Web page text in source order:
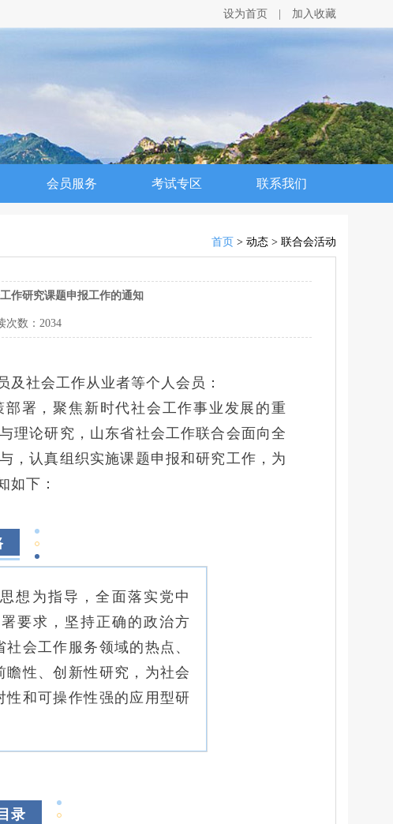
设为首页 加入收藏
会员服务 考试专区 联系我们
首页 > 动态 > 联合会活动
作研究课题申报工作的通知
数： 2034
社会工作从业者等个人会员：
署，聚焦新时代社会工作事业发展的重
理论研究，山东省社会工作联合会面向全
，认真组织实施课题申报和研究工作，为
如下：
想为指导，全面落实党中
要求，坚持正确的政治方
会工作服务领域的热点、
性、创新性研究，为社会
和可操作性强的应用型研
录